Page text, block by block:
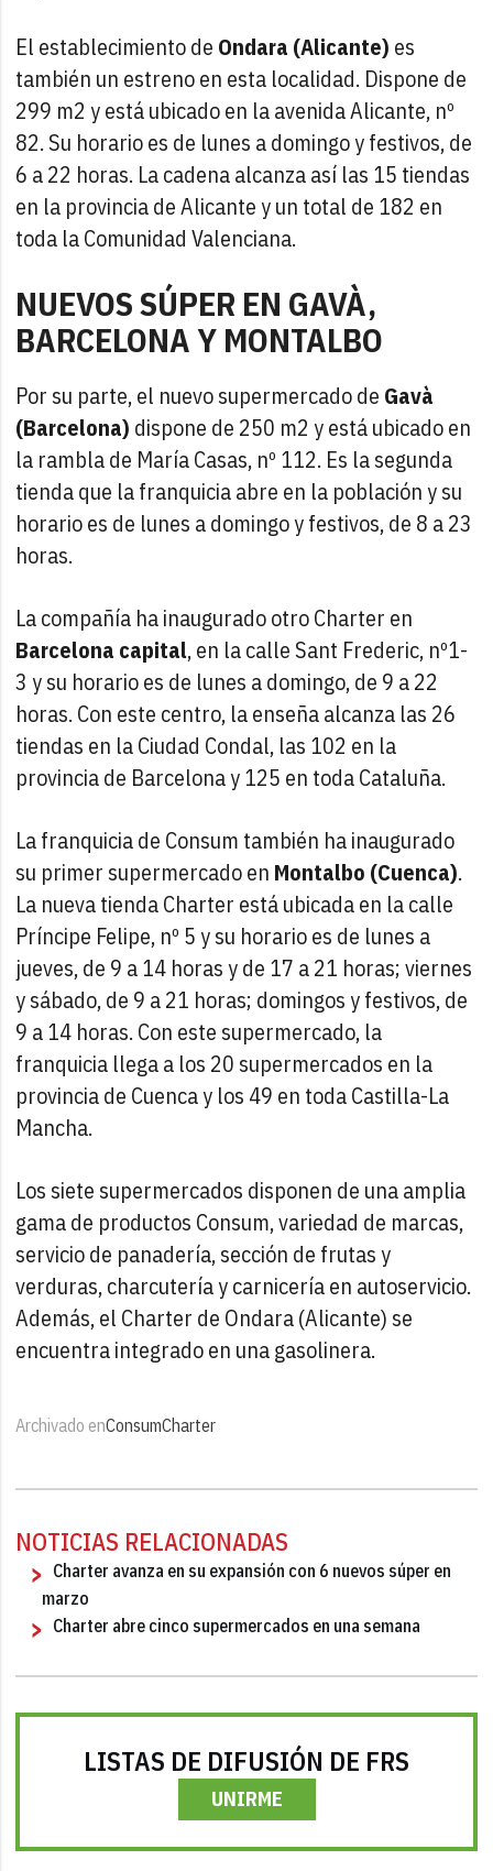
El establecimiento de Ondara (Alicante) es
también un estreno en esta localidad. Dispone de
299 m2 y está ubicado en la avenida Alicante, nº
82. Su horario es de lunes a domingo y festivos, de
6 a 22 horas. La cadena alcanza así las 15 tiendas
en la provincia de Alicante y un total de 182 en
toda la Comunidad Valenciana.
NUEVOS SÚPER EN GAVÀ,
BARCELONA Y MONTALBO
Por su parte, el nuevo supermercado de Gavà
(Barcelona) dispone de 250 m2 y está ubicado en
la rambla de María Casas, nº 112. Es la segunda
tienda que la franquicia abre en la población y su
horario es de lunes a domingo y festivos, de 8 a 23
horas.
La compañía ha inaugurado otro Charter en
Barcelona capital, en la calle Sant Frederic, nº1-
3 y su horario es de lunes a domingo, de 9 a 22
horas. Con este centro, la enseña alcanza las 26
tiendas en la Ciudad Condal, las 102 en la
provincia de Barcelona y 125 en toda Cataluña.
La franquicia de Consum también ha inaugurado
su primer supermercado en Montalbo (Cuenca).
La nueva tienda Charter está ubicada en la calle
Príncipe Felipe, nº 5 y su horario es de lunes a
jueves, de 9 a 14 horas y de 17 a 21 horas; viernes
y sábado, de 9 a 21 horas; domingos y festivos, de
9 a 14 horas. Con este supermercado, la
franquicia llega a los 20 supermercados en la
provincia de Cuenca y los 49 en toda Castilla-La
Mancha.
Los siete supermercados disponen de una amplia
gama de productos Consum, variedad de marcas,
servicio de panadería, sección de frutas y
verduras, charcutería y carnicería en autoservicio.
Además, el Charter de Ondara (Alicante) se
encuentra integrado en una gasolinera.
Archivado enConsumCharter
NOTICIAS RELACIONADAS
Charter avanza en su expansión con 6 nuevos súper en
marzo
Charter abre cinco supermercados en una semana
LISTAS DE DIFUSIÓN DE FRS
UNIRME